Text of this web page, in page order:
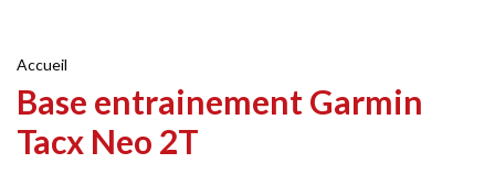
Accueil
Base entrainement Garmin
Tacx Neo 2T